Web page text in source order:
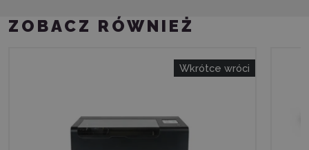
ZOBACZ RÓWNIEŻ
Wkrótce wróci